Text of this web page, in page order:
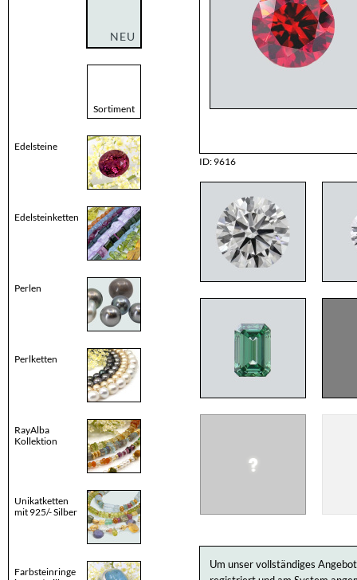
NEU
Sortiment
Edelsteine
Edelsteinketten
Perlen
Perlketten
RayAlba
Kollektion
Unikatketten
mit 925/- Silber
Farbsteinringe
ID: 9616
Um unser vollständiges